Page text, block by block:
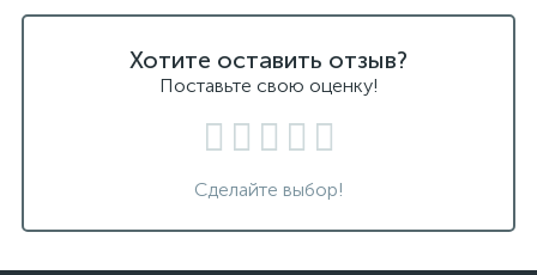
Хотите оставить отзыв?
Поставьте свою оценку!
Сделайте выбор!